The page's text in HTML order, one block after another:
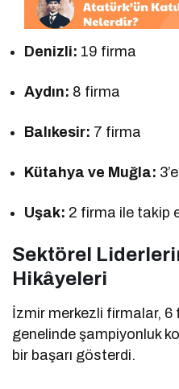
Denizli: 19 firma
Aydın: 8 firma
Balıkesir: 7 firma
Kütahya ve Muğla:
Uşak: 2 firma ile takip
Sektörel
Hikâyeleri
İzmir merkezli firmalar, 6
genelinde şampiyonluk
bir başarı gösterdi.